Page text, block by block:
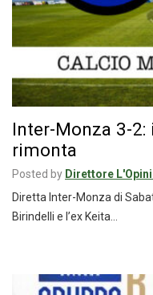
Inter-Monza 3-
rimonta
Posted by Direttore
Diretta Inter-Monza di
Birindelli e l’ex Keita…